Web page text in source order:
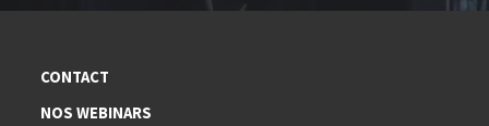
CONTACT
NOS WEBINARS